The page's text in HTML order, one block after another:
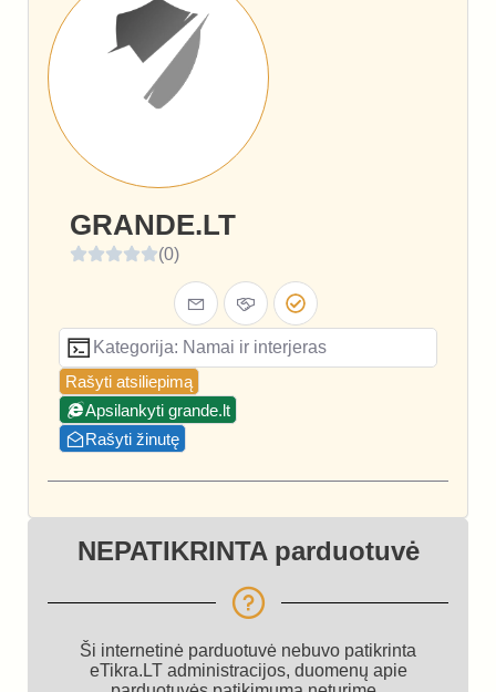
GRANDE.LT
(0)
Kategorija: Namai ir interjeras
Rašyti atsiliepimą
Apsilankyti grande.lt
Rašyti žinutę
NEPATIKRINTA parduotuvė
Ši internetinė parduotuvė nebuvo patikrinta
eTikra.LT administracijos, duomenų apie